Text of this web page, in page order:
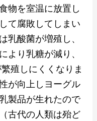
物を室温に放置し
て腐敗してしまい
乳酸菌が増殖し、
より乳糖が減り、
殖しにくくなりま
が向上しヨーグル
製品が生れたので
古代の人類は殆ど